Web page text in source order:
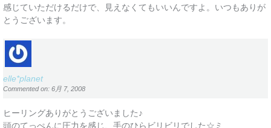
感じていただけるだけで、見えなくてもいいんですよ。いつもありが
とうございます。
elle*planet
Commented on: 6月 7, 2008
ヒーリングありがとうございました♪
頭のてっぺんに圧力を感じ、手のひらビリビリでした☆ミ